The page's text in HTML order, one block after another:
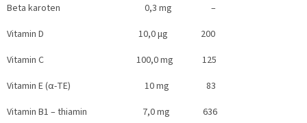
Beta karoten 0,3 mg –
Vitamin D 10,0 µg 200
Vitamin C 100,0 mg 125
Vitamin E (α-TE)
10 mg 83
Vitamin B1 – thiamin 7,0 mg 636